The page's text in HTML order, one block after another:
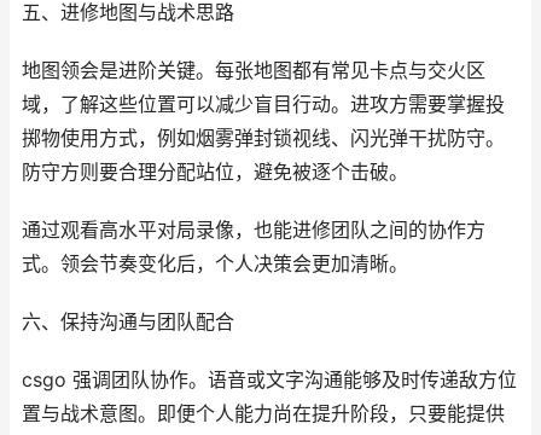
五、进修地图与战术思路
地图领会是进阶关键。每张地图都有常见卡点与交火区
域，了解这些位置可以减少盲目行动。进攻方需要掌握投
掷物使用方式，例如烟雾弹封锁视线、闪光弹干扰防守。
防守方则要合理分配站位，避免被逐个击破。
通过观看高水平对局录像，也能进修团队之间的协作方
式。领会节奏变化后，个人决策会更加清晰。
六、保持沟通与团队配合
csgo 强调团队协作。语音或文字沟通能够及时传递敌方位
置与战术意图。即便个人能力尚在提升阶段，只要能提供